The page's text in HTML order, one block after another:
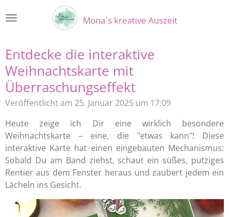
Hauptinhalt
Mona`s kreative Auszeit
Entdecke die interaktive
Weihnachtskarte mit
Überraschungseffekt
Veröffentlicht am 25. Januar 2025 um 17:09
Heute zeige ich Dir eine wirklich besondere
Weihnachtskarte – eine, die "etwas kann"! Diese
interaktive Karte hat einen eingebauten Mechanismus:
Sobald Du am Band ziehst, schaut ein süßes, putziges
Rentier aus dem Fenster heraus und zaubert jedem ein
Lächeln ins Gesicht.